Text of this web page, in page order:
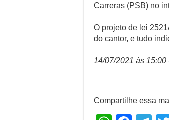
Carreras (PSB) no
O projeto de lei
do cantor, e tudo
14/07/2021 às
Compartilhe essa